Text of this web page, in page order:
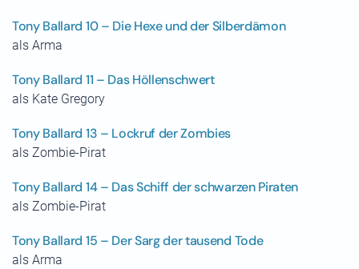
Tony Ballard 10 – Die Hexe und der Silberdämon
als Arma
Tony Ballard 11 – Das Höllenschwert
als Kate Gregory
Tony Ballard 13 – Lockruf der Zombies
als Zombie-Pirat
Tony Ballard 14 – Das Schiff der schwarzen Piraten
als Zombie-Pirat
Tony Ballard 15 – Der Sarg der tausend Tode
als Arma